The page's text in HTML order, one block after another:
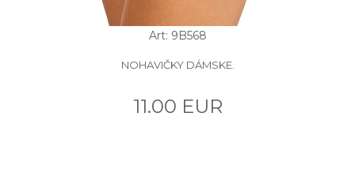
Art: 9B568
NOHAVIČKY DÁMSKE.
11.00 EUR